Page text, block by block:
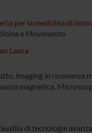
per la medicina di
e Movimento
Laura
Imaging in risonanza
magnetica,
di tecnologie